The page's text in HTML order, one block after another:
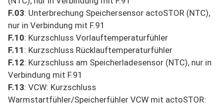
F.03: Unterbrechung Speichersensor actoSTOR (NTC),
nur in Verbindung mit F.91
F.10: Kurzschluss Vorlauftemperaturfühler
F.11 : Kurzschluss Rücklauftemperaturfühler
F.12: Kurzschluss am Speicherladesensor (NTC), nur in
Verbindung mit F.91
F.13: VCW: Kurzschluss
Warmstartfühler/Speicherfühler VCW mit actoSTOR: